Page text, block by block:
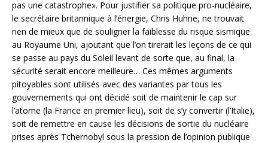
pas une catastrophe». Pour justifier sa politique pro-nucléaire,
le secrétaire britannique à l’énergie, Chris Huhne, ne trouvait
rien de mieux que de souligner la faiblesse du risque sismique
au Royaume Uni, ajoutant que l’on tirerait les leçons de ce qui
se passe au pays du Soleil levant de sorte que, au final, la
sécurité serait encore meilleure… Ces mêmes arguments
pitoyables sont utilisés avec des variantes par tous les
gouvernements qui ont décidé soit de maintenir le cap sur
l’atome (la France en premier lieu), soit de s’y convertir (l’Italie),
soit de remettre en cause les décisions de sortie du nucléaire
prises après Tchernobyl sous la pression de l’opinion publique